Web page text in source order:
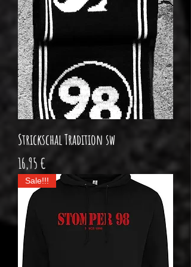
Strickschal Tradition sw
Preis
16,95 €
Sale!!!